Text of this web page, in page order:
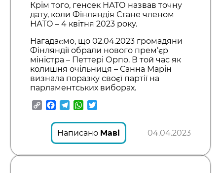
Крім того, генсек НАТО назвав точну
дату, коли Фінляндія Стане членом
НАТО – 4 квітня 2023 року.
Нагадаємо, що 02.04.2023 громадяни
Фінляндії обрали нового прем‘єр
міністра – Петтері Орпо. В той час як
колишня очільниця – Санна Марін
визнала поразку своєї партії на
парламентських виборах.
CopyFacebook
TelegramWhatsApp
Написано Маві 04.04.2023